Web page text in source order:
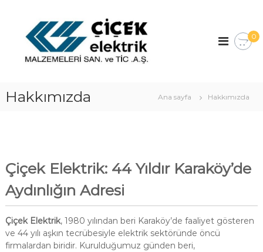
l
r
i
A
.
Ş
.
0
Hakkımızda Ana sayfa Hakkımızda
Çiçek Elektrik: 44 Yıldır Karaköy’de
Aydınlığın Adresi
Çiçek Elektrik, 1980 yılından beri Karaköy’de faaliyet gösteren
ve 44 yılı aşkın tecrübesiyle elektrik sektöründe öncü
firmalardan biridir. Kurulduğumuz günden beri,